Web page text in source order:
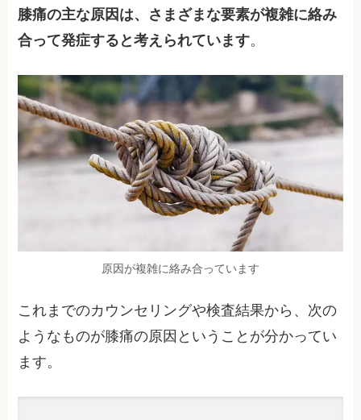
膝痛の主な原因は、さまざまな要素が複雑に絡み
合って発症すると考えられています。
原因が複雑に絡み合っています
これまでのカウンセリングや検査結果から、次の
ようなものが膝痛の原因ということが分かってい
ます。